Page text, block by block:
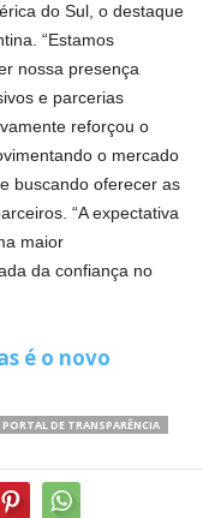
do Sul, o destaque
“Estamos
nossa presença
e parcerias
reforçou o
o mercado
buscando oferecer as
“A expectativa
maior
da confiança no
é o novo
PORTAL DE TRANSPARÊNCIA